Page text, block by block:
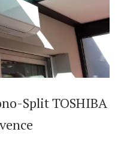
Split TOSHIBA